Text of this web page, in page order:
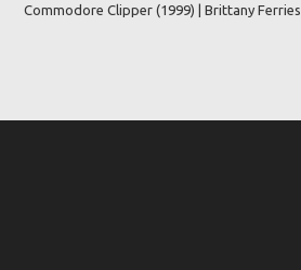
Commodore Clipper (1999) | Brittany Ferries